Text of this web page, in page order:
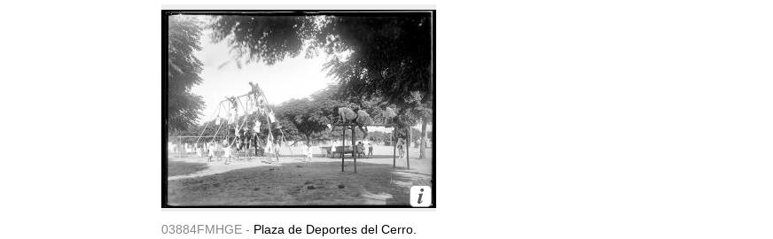
03884FMHGE - Plaza de Deportes del Cerro.